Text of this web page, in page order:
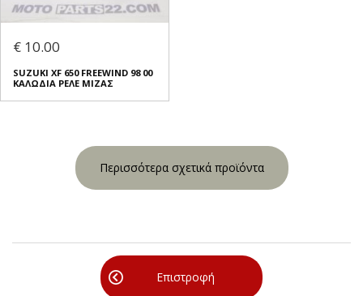
€ 10.00
SUZUKI XF 650 FREEWIND 98 00
ΚΑΛΩΔΙΑ ΡΕΛΕ ΜΙΖΑΣ
Περισσότερα σχετικά προϊόντα
Επιστροφή